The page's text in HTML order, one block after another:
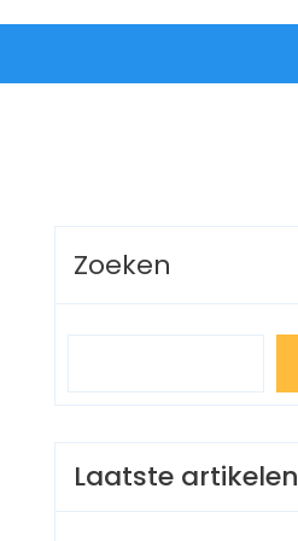
Zoeken
Laatste artikelen